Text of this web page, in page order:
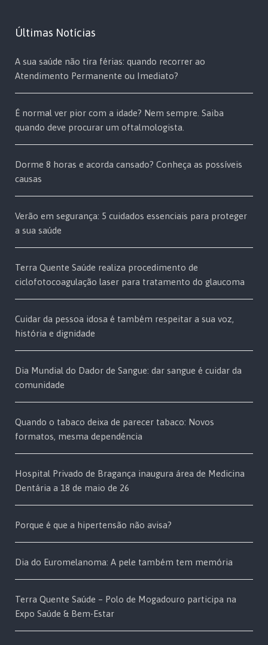
Últimas Notícias
A sua saúde não tira férias: quando recorrer ao
Atendimento Permanente ou Imediato?
É normal ver pior com a idade? Nem sempre. Saiba
quando deve procurar um oftalmologista.
Dorme 8 horas e acorda cansado? Conheça as possíveis
causas
Verão em segurança: 5 cuidados essenciais para proteger
a sua saúde
Terra Quente Saúde realiza procedimento de
ciclofotocoagulação laser para tratamento do glaucoma
Cuidar da pessoa idosa é também respeitar a sua voz,
história e dignidade
Dia Mundial do Dador de Sangue: dar sangue é cuidar da
comunidade
Quando o tabaco deixa de parecer tabaco: Novos
formatos, mesma dependência
Hospital Privado de Bragança inaugura área de Medicina
Dentária a 18 de maio de 26
Porque é que a hipertensão não avisa?
Dia do Euromelanoma: A pele também tem memória
Terra Quente Saúde – Polo de Mogadouro participa na
Expo Saúde & Bem-Estar